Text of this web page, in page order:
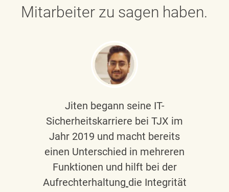
Mitarbeiter zu sagen haben.
Jiten begann seine IT-
Sicherheitskarriere bei TJX im
Jahr 2019 und macht bereits
einen Unterschied in mehreren
Funktionen und hilft bei der
Aufrechterhaltung die Integrität